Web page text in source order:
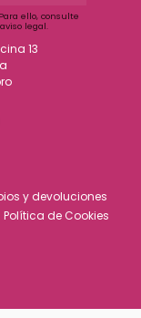
ello, consulte
legal.
13
y devoluciones
Política de Cookies